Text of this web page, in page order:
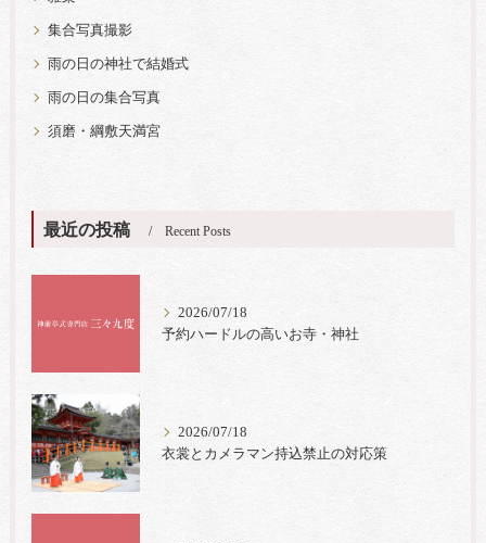
集合写真撮影
雨の日の神社で結婚式
雨の日の集合写真
須磨・綱敷天満宮
最近の投稿 Recent Posts
2026/07/18
予約ハードルの高いお寺・神社
2026/07/18
衣裳とカメラマン持込禁止の対応策